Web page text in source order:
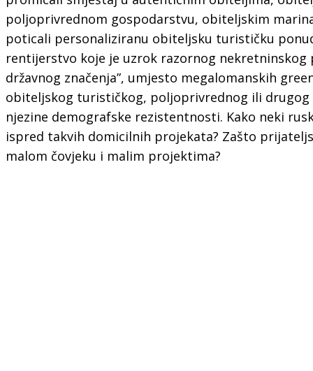
poljoprivrednom gospodarstvu, obiteljskim
poticali personaliziranu obiteljsku turističku
rentijerstvo koje je uzrok razornog
državnog značenja”, umjesto megalomanskih
obiteljskog turističkog, poljoprivrednog ili
njezine demografske rezistentnosti. Kako neki
ispred takvih domicilnih projekata? Zašto
malom čovjeku i malim projektima?